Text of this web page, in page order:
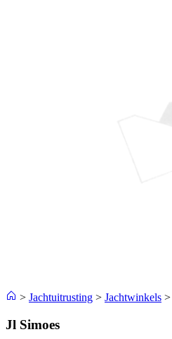
> Jachtuitrusting > Jachtwinkels >
Jl Simoes